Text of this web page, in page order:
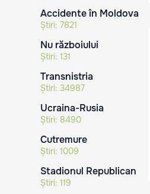
Accidente în Moldova
Știri: 7821
Nu războiului
Știri: 131
Transnistria
Știri: 34987
Ucraina-Rusia
Știri: 8490
Cutremure
Știri: 1009
Stadionul Republican
Știri: 119